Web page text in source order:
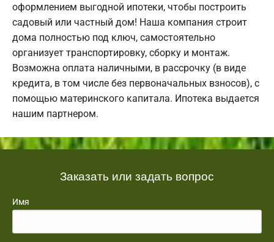
оформлением выгодной ипотеки, чтобы построить
садовый или частный дом! Наша компания строит
дома полностью под ключ, самостоятельно
организует транспортировку, сборку и монтаж.
Возможна оплата наличными, в рассрочку (в виде
кредита, в том числе без первоначальных взносов), с
помощью материнского капитала. Ипотека выдается
нашим партнером.
Заказать или задать вопрос
Имя